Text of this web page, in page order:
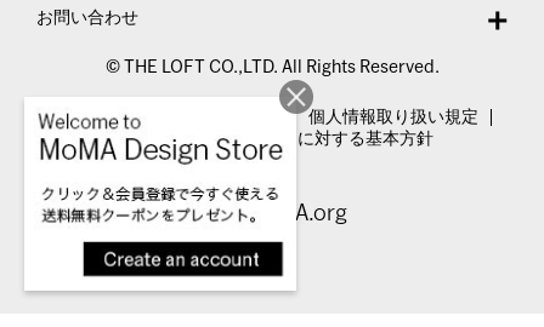
お問い合わせ
© THE LOFT CO.,LTD. All Rights Reserved.
特定商取引法表示
個人情報取り扱い規定
カスタマーハラスメントに対する基本方針
Visit MoMA.org